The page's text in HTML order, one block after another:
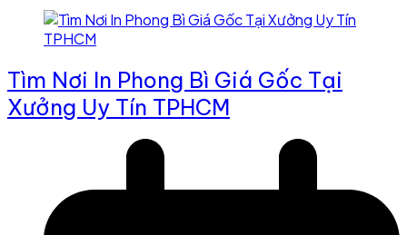
Tìm Nơi In Phong Bì Giá Gốc Tại
Xưởng Uy Tín TPHCM